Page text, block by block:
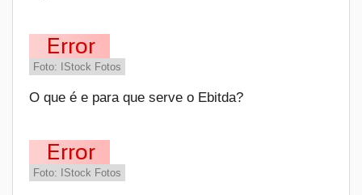
Foto: IStock Fotos
O que é e para que serve o Ebitda?
Foto: IStock Fotos